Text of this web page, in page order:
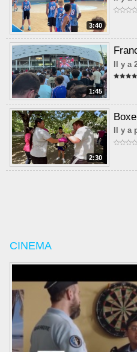
3:40
1:45
Il y a
2:30
Il y a
CINEMA